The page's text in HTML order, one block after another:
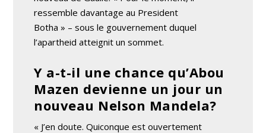
ressemble davantage au President
Botha » – sous le gouvernement duquel
l’apartheid atteignit un sommet.
Y a-t-il une chance qu’Abou
Mazen devienne un jour un
nouveau Nelson Mandela?
« J’en doute. Quiconque est ouvertement